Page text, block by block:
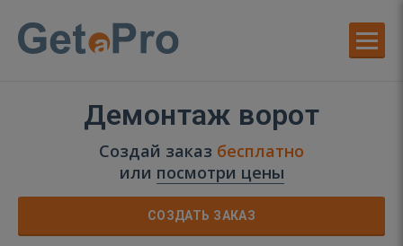
Демонтаж ворот
Создай заказ бесплатно
или посмотри цены
СОЗДАТЬ ЗАКАЗ